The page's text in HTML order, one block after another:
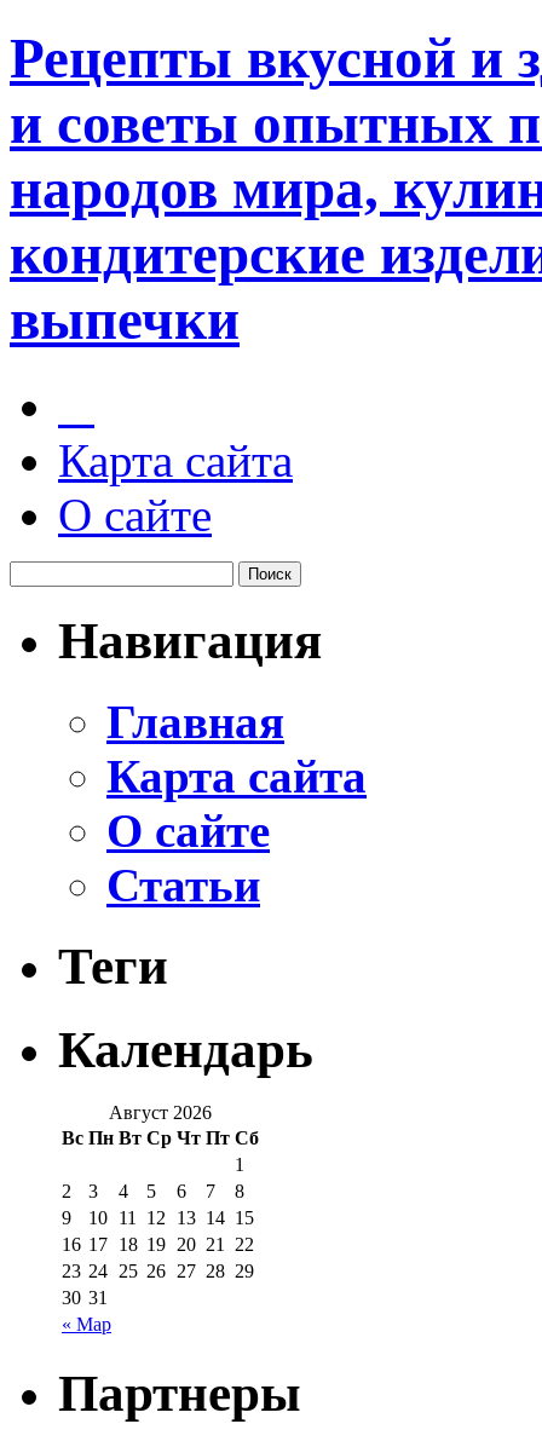
Рецепты вкусной и
и советы опытных
народов мира,
кондитерские
выпечки
Карта сайта
О сайте
Навигация
Главная
Карта сайта
О сайте
Статьи
Теги
Календарь
Август 2026
Вс Пн Вт Ср Чт Пт Сб
« Мар
1
2
3 4 5 6 7
8
9
10 11 12 13 14 15
16 17 18 19 20 21 22
23 24 25 26 27 28 29
30 31
Партнеры